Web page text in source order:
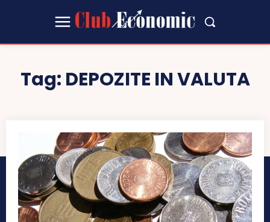
Tag: DEPOZITE IN VALUTA